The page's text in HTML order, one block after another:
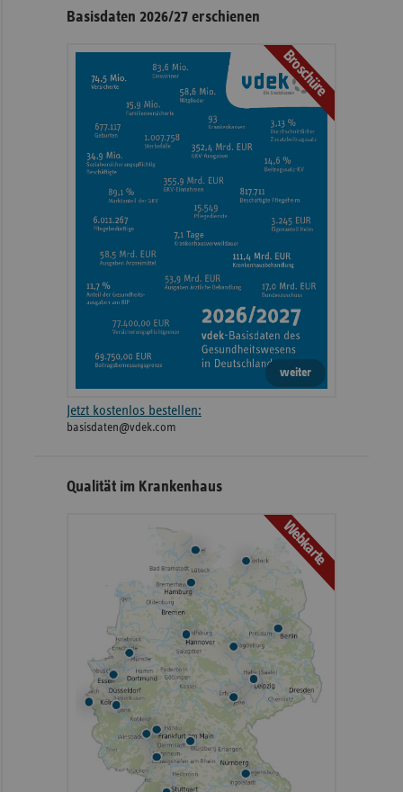
Basisdaten 2026/27 erschienen
Broschüre
weiter
Jetzt kostenlos bestellen:
basisdaten@vdek.com
Qualität im Krankenhaus
Webkarte